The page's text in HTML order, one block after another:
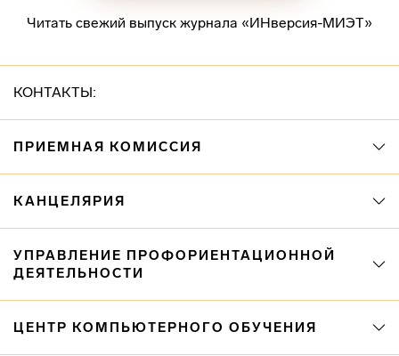
Читать свежий выпуск журнала «ИНверсия-МИЭТ»
КОНТАКТЫ:
ПРИЕМНАЯ КОМИССИЯ
КАНЦЕЛЯРИЯ
УПРАВЛЕНИЕ ПРОФОРИЕНТАЦИОННОЙ
ДЕЯТЕЛЬНОСТИ
ЦЕНТР КОМПЬЮТЕРНОГО ОБУЧЕНИЯ